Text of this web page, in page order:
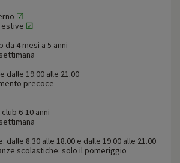
☑
estive ☑
da 4 mesi a 5 anni
dalle 19.00 alle 21.00
precoce
6-10 anni
dalle 8.30 alle 18.00 e dalle 19.00 alle 21.00
scolastiche: solo il pomeriggio